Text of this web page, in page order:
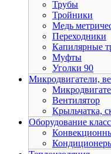
Трубы
Тройники
Медь
Переходники
Капилярные
Муфты
Уголки 90
Микродвигатели,
Вентилятор
Крыльчатка,
Оборудование